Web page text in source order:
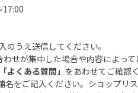
のうえ送信してください。
せが集中した場合や内容によっ
「よくある質問」 をあわせてご確認
名をご記入ください。ショップリ